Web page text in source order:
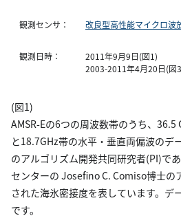
観測センサ： 改良型高性能マイクロ波
観測日時：
2011年9月9日(図1)
2003-2011年4月20日(図
(図1)
AMSR-Eの6つの周波数帯のうち、
と18.7GHz帯の水平・垂直両偏波のデ
のアルゴリズム開発共同研究者(PI)で
センターの Josefino C. Comiso博士の
された海氷密接度を表しています。デ
です。